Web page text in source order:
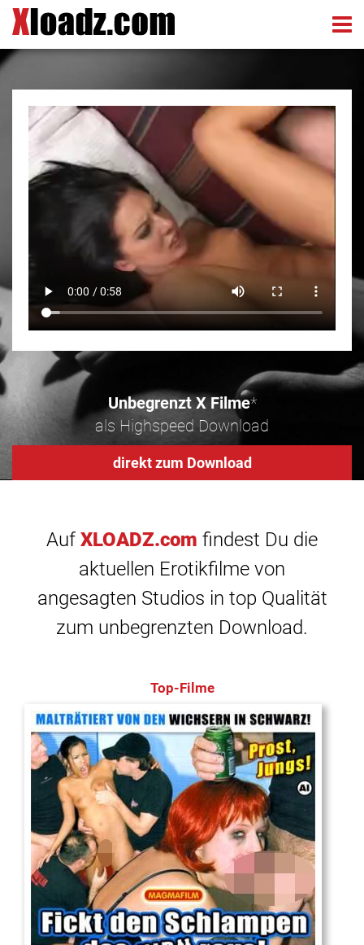
Unbegrenzt X Filme*
als Highspeed Download
direkt zum Download
Auf XLOADZ.com findest Du die
aktuellen Erotikfilme von
angesagten Studios in top Qualität
zum unbegrenzten Download.
Top-Filme